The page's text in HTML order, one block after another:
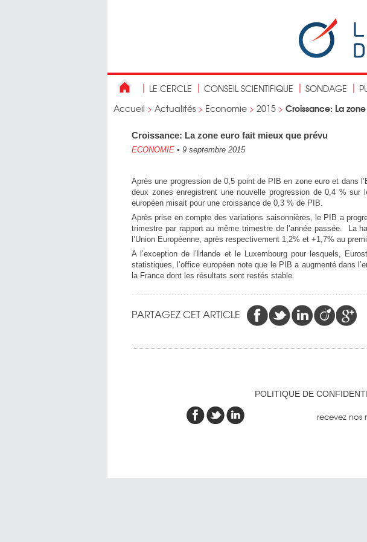
LE CERCLE CONSEIL SCIENTIFIQUE SONDAGE
Accueil > Actualités > Economie > 2015 > Croissance: La
Croissance: La zone euro fait mieux que prévu
ECONOMIE • 9 septembre 2015
Après une progression de 0,5 point de PIB en zone euro et dans
deux zones enregistrent une nouvelle progression de 0,4 % sur
européen misait pour une croissance de 0,3 % de PIB.
Après prise en compte des variations saisonnières, le PIB a
trimestre par rapport au même trimestre de l’année passée. La
l’Union Européenne, après respectivement 1,2% et +1,7% au
A l’exception de l’Irlande et le Luxembourg pour lesquels,
statistiques, l’office européen note que le PIB a augmenté dans
la France dont les résultats sont restés stable.
PARTAGEZ CET ARTICLE
POLITIQUE DE
recevez nos